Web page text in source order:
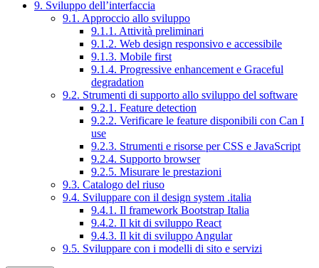
9. Sviluppo dell’interfaccia
9.1. Approccio allo sviluppo
9.1.1. Attività preliminari
9.1.2. Web design responsivo e accessibile
9.1.3. Mobile first
9.1.4. Progressive enhancement e Graceful
degradation
9.2. Strumenti di supporto allo sviluppo del software
9.2.1. Feature detection
9.2.2. Verificare le feature disponibili con Can I
use
9.2.3. Strumenti e risorse per CSS e JavaScript
9.2.4. Supporto browser
9.2.5. Misurare le prestazioni
9.3. Catalogo del riuso
9.4. Sviluppare con il design system .italia
9.4.1. Il framework Bootstrap Italia
9.4.2. Il kit di sviluppo React
9.4.3. Il kit di sviluppo Angular
9.5. Sviluppare con i modelli di sito e servizi